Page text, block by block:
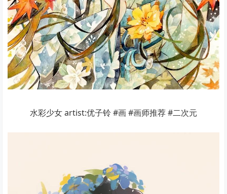
水彩少女 artist:优子铃 #画 #画师推荐 #二次元